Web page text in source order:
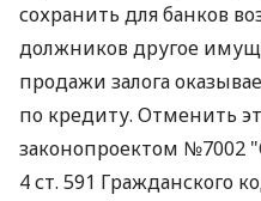
сохранить для банков
должников другое
продажи залога
по кредиту. Отменить
законопроектом №7002
4 ст. 591 Гражданского